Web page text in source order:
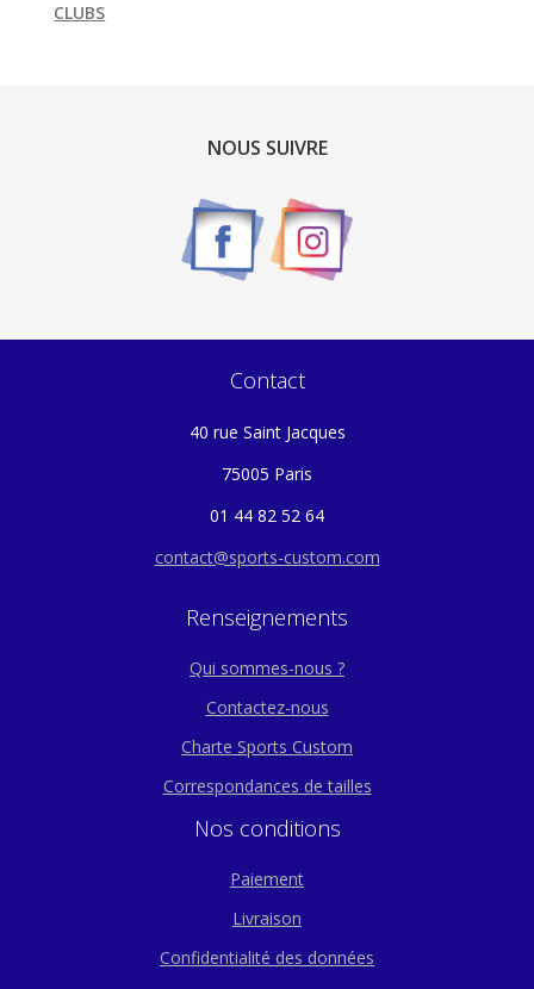
CLUBS
NOUS SUIVRE
Contact
40 rue Saint Jacques
75005 Paris
01 44 82 52 64
contact@sports-custom.com
Renseignements
Qui sommes-nous ?
Contactez-nous
Charte Sports Custom
Correspondances de tailles
Nos conditions
Paiement
Livraison
Confidentialité des données